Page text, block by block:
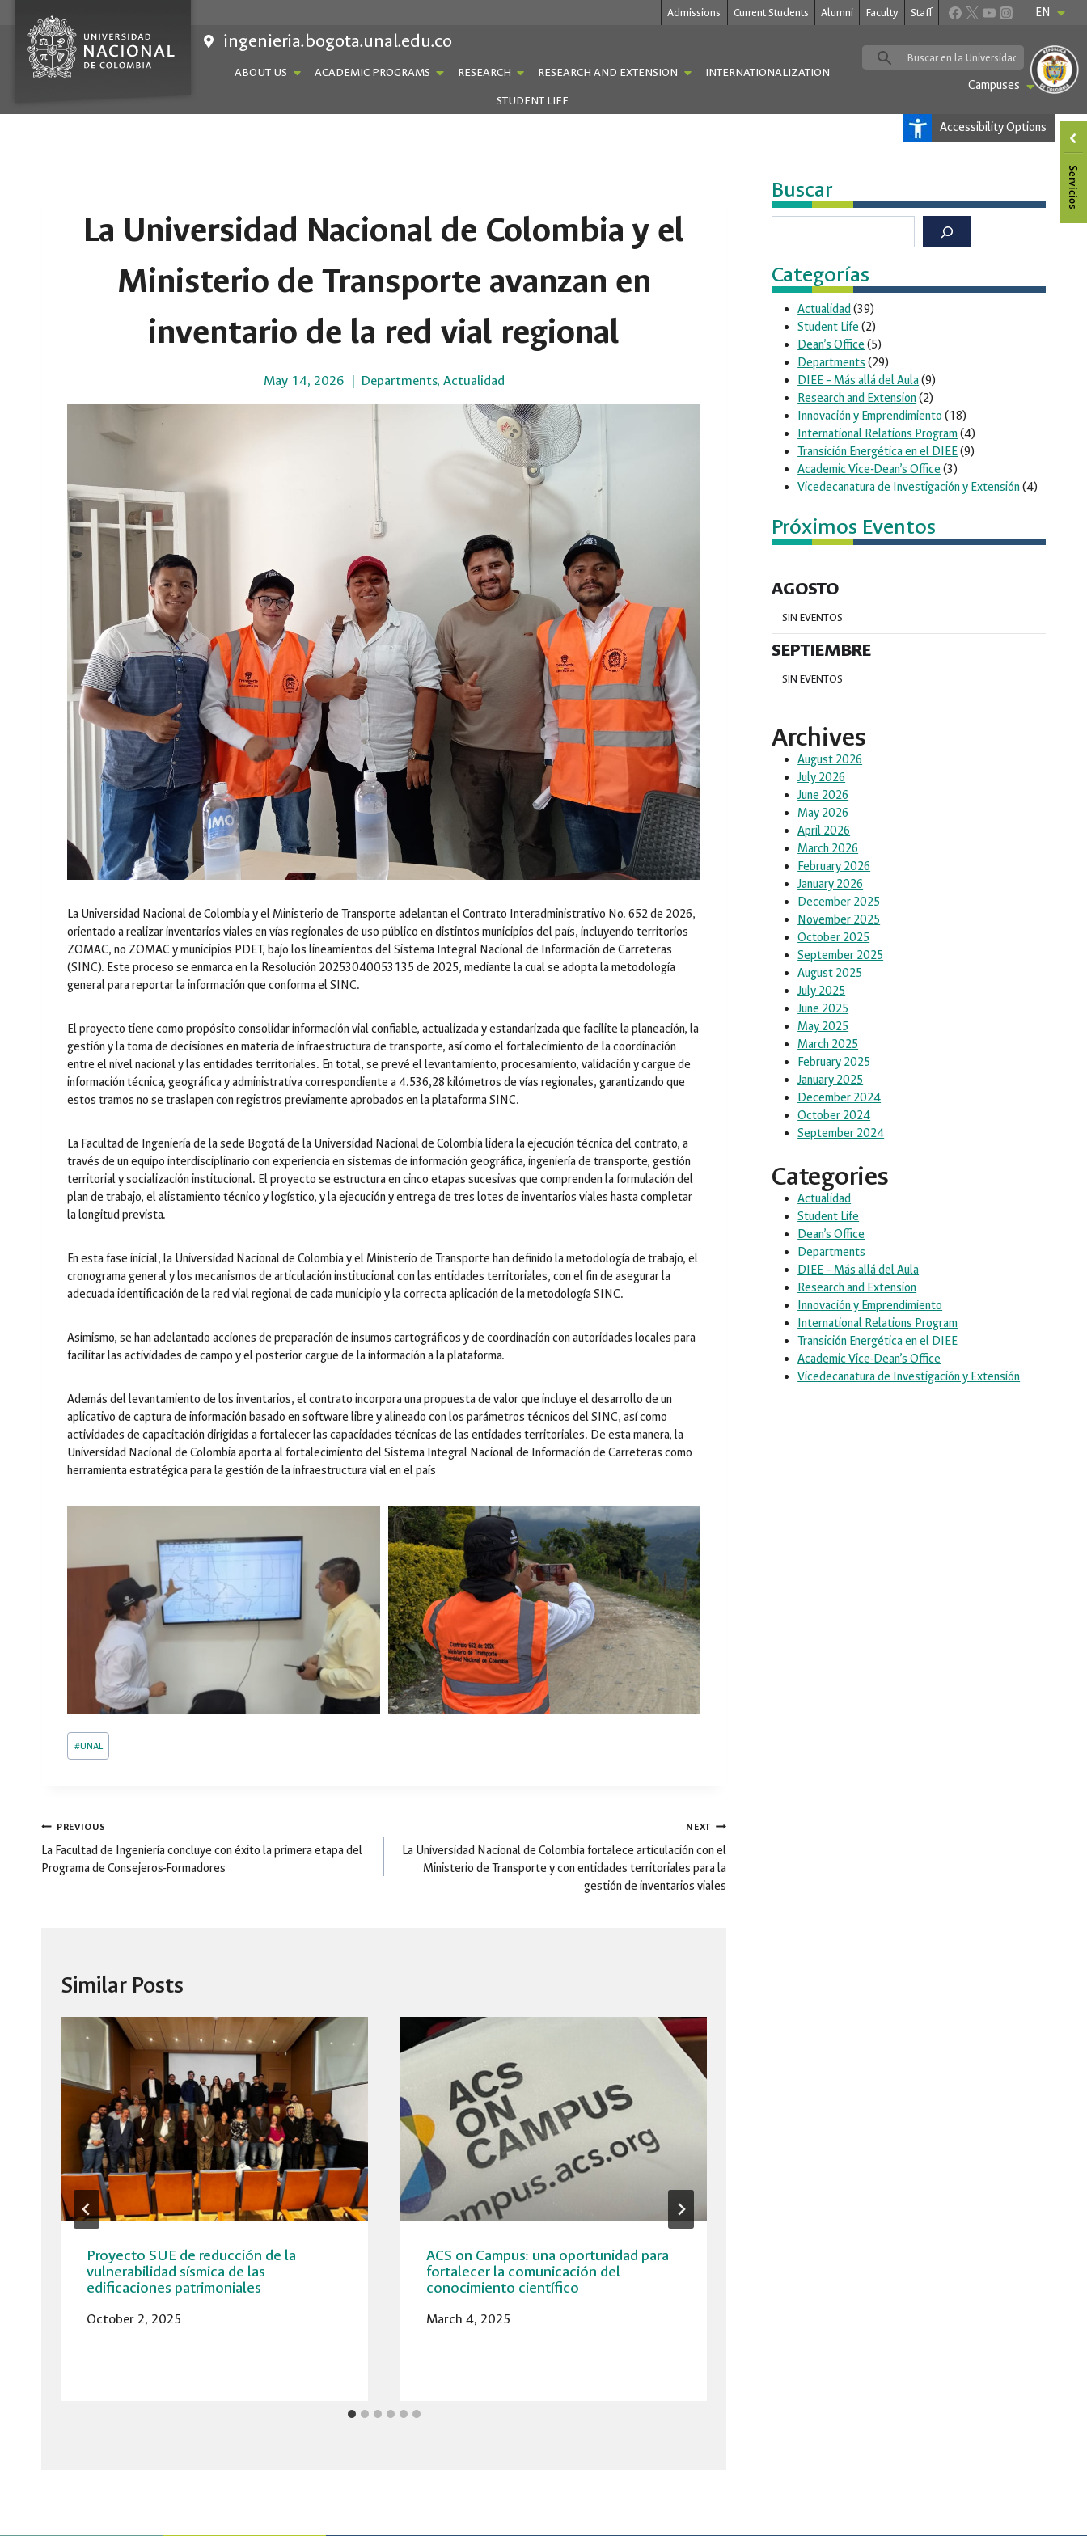
content
Admissions Current Students Alumni Faculty Staff EN
ingenieria.bogota.unal.edu.co
ABOUT US ACADEMIC PROGRAMS RESEARCH RESEARCH AND EXTENSION
INTERNATIONALIZATION
STUDENT LIFE
Campuses
Accessibility Options
La Universidad Nacional de Colombia y el
Ministerio de Transporte avanzan en
inventario de la red vial regional
May 14, 2026 Departments, Actualidad
La Universidad Nacional de Colombia y el Ministerio de Transporte adelantan el Contrato Interadministrativo No. 652 de 2026,
orientado a realizar inventarios viales en vías regionales de uso público en distintos municipios del país, incluyendo territorios
ZOMAC, no ZOMAC y municipios PDET, bajo los lineamientos del Sistema Integral Nacional de Información de Carreteras
(SINC). Este proceso se enmarca en la Resolución 20253040053135 de 2025, mediante la cual se adopta la metodología
general para reportar la información que conforma el SINC.
El proyecto tiene como propósito consolidar información vial confiable, actualizada y estandarizada que facilite la planeación, la
gestión y la toma de decisiones en materia de infraestructura de transporte, así como el fortalecimiento de la coordinación
entre el nivel nacional y las entidades territoriales. En total, se prevé el levantamiento, procesamiento, validación y cargue de
información técnica, geográfica y administrativa correspondiente a 4.536,28 kilómetros de vías regionales, garantizando que
estos tramos no se traslapen con registros previamente aprobados en la plataforma SINC.
La Facultad de Ingeniería de la sede Bogotá de la Universidad Nacional de Colombia lidera la ejecución técnica del contrato, a
través de un equipo interdisciplinario con experiencia en sistemas de información geográfica, ingeniería de transporte, gestión
territorial y socialización institucional. El proyecto se estructura en cinco etapas sucesivas que comprenden la formulación del
plan de trabajo, el alistamiento técnico y logístico, y la ejecución y entrega de tres lotes de inventarios viales hasta completar
la longitud prevista.
En esta fase inicial, la Universidad Nacional de Colombia y el Ministerio de Transporte han definido la metodología de trabajo, el
cronograma general y los mecanismos de articulación institucional con las entidades territoriales, con el fin de asegurar la
adecuada identificación de la red vial regional de cada municipio y la correcta aplicación de la metodología SINC.
Asimismo, se han adelantado acciones de preparación de insumos cartográficos y de coordinación con autoridades locales para
facilitar las actividades de campo y el posterior cargue de la información a la plataforma.
Además del levantamiento de los inventarios, el contrato incorpora una propuesta de valor que incluye el desarrollo de un
aplicativo de captura de información basado en software libre y alineado con los parámetros técnicos del SINC, así como
actividades de capacitación dirigidas a fortalecer las capacidades técnicas de las entidades territoriales. De esta manera, la
Universidad Nacional de Colombia aporta al fortalecimiento del Sistema Integral Nacional de Información de Carreteras como
herramienta estratégica para la gestión de la infraestructura vial en el país
Post
Tags:
#UNAL
Post
navigation
PREVIOUS
La Facultad de Ingeniería concluye con éxito la primera etapa del
Programa de Consejeros-Formadores
NEXT
La Universidad Nacional de Colombia fortalece articulación con el
Ministerio de Transporte y con entidades territoriales para la
gestión de inventarios viales
Similar Posts
Proyecto SUE de reducción de la
vulnerabilidad sísmica de las
edificaciones patrimoniales
October 2, 2025
ACS on Campus: una oportunidad para
fortalecer la comunicación del
conocimiento científico
March 4, 2025
Buscar
Categorías
Actualidad (39)
Student Life (2)
Dean’s Office (5)
Departments (29)
DIEE – Más allá del Aula(9)
Research and Extension(2)
Innovación y Emprendimiento (18)
International Relations Program(4)
Transición Energética en el DIEE(9)
Academic Vice-Dean’s Office (3)
Vicedecanatura de Investigación y Extensión(4)
Próximos Eventos
AGOSTO
SIN EVENTOS
SEPTIEMBRE
SIN EVENTOS
Archives
August 2026
July 2026
June 2026
May 2026
April 2026
March 2026
February 2026
January 2026
December 2025
November 2025
October 2025
September 2025
August 2025
July 2025
June 2025
May 2025
March 2025
February 2025
January 2025
December 2024
October 2024
September 2024
Categories
Actualidad
Student Life
Dean’s Office
Departments
DIEE – Más allá del Aula
Research and Extension
Innovación y Emprendimiento
International Relations Program
Transición Energética en el DIEE
Academic Vice-Dean’s Office
Vicedecanatura de Investigación y Extensión